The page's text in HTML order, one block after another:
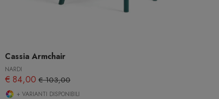
Cassia Armchair
NARDI
€ 84,00 € 103,00
+ VARIANTI DISPONIBILI